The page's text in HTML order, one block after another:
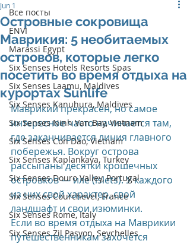
Все посты
ENVI
Marassi Egypt
Six Senses Hotels Resorts Spas
Six Senses Laamu, Maldives
Six Senses Kanuhura, Maldives
Six Senses Ninh Van Bay, Vietnam
Six Senses Con Dao, Vietnam
Six Senses Kaplankaya, Turkey
Six Senses Douro Valley, Portugal
Six Senses Courchevel, France
Six Senses Rome, Italy
Six Senses Zil Pasyon, Seychelles
Островные сокровища
Маврикия: 5 необитаемых
островов, которые легко
посетить во время отдыха на
курортах Sunlife
Jun 1
Маврикий прекрасен, но самое
интересное часто начинается там,
где заканчивается линия главного
побережья. Вокруг острова
рассыпаны десятки крошечных
островков — иле (islets). У каждого
из них свой характер, свой
ландшафт и свои изюминки.
Если во время отдыха на Маврикии
путешественникам захочется